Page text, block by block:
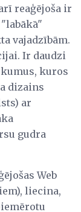
reaģējoša ir
vajadzībām.
Ir daudzi
kuros
dizains
ar
gudra
Web
liecina,